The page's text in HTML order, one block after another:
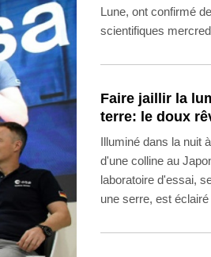
Lune, ont confirmé
scientifiques
réalisées avec un
nuage de débris.
Faire jaillir la
terre: le doux
Japonais
Illuminé dans la nuit
d'une colline au
laboratoire d'essai,
une serre, est
caisses en bois